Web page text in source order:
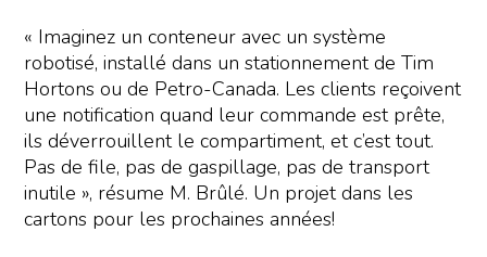
« Imaginez un conteneur avec un système
robotisé, installé dans un stationnement de Tim
Hortons ou de Petro-Canada. Les clients reçoivent
une notification quand leur commande est prête,
ils déverrouillent le compartiment, et c’est tout.
Pas de file, pas de gaspillage, pas de transport
inutile », résume M. Brûlé. Un projet dans les
cartons pour les prochaines années!